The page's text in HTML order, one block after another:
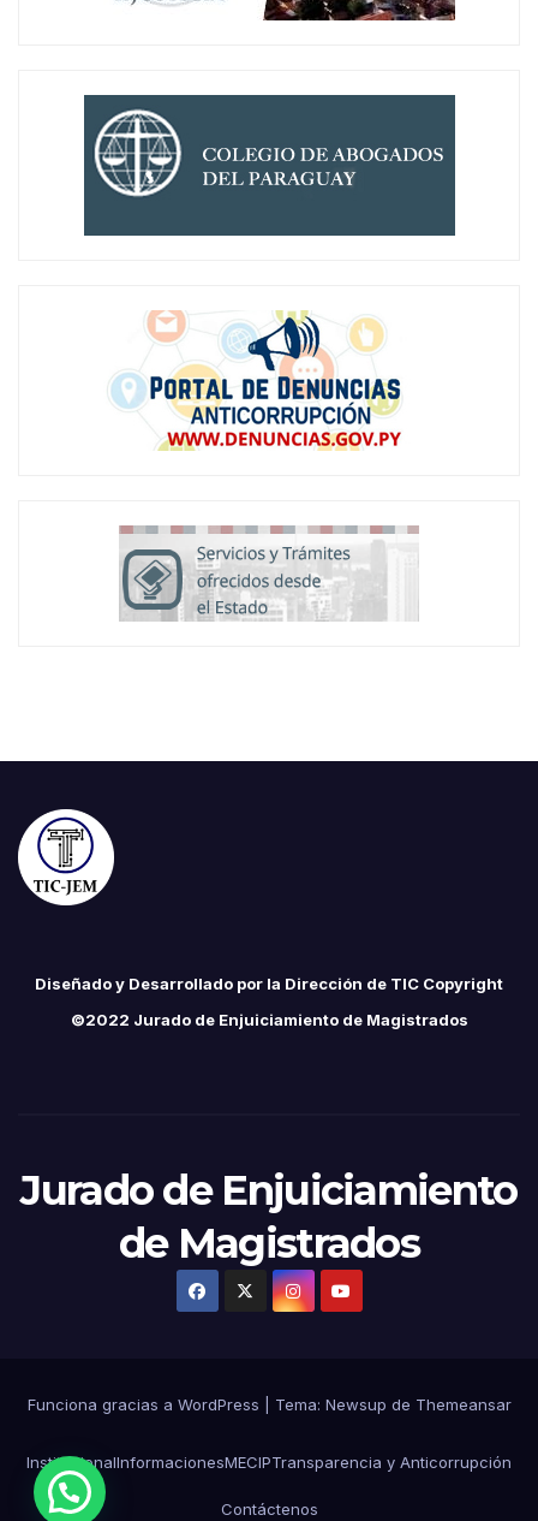
Diseñado y Desarrollado por la Dirección de TIC Copyright
©2022 Jurado de Enjuiciamiento de Magistrados
Jurado de Enjuiciamiento
de Magistrados
Funciona gracias a WordPress Tema: Newsup de Themeansar
InstitucionalInformacionesMECIPTransparencia y Anticorrupción
Contáctenos